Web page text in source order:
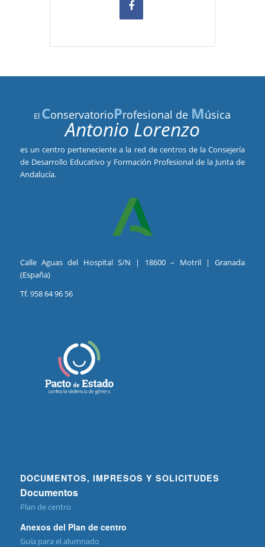
El ConservatorioProfesional de Música
Antonio Lorenzo
es un centro perteneciente a la red de centros de la Consejería
de Desarrollo Educativo y Formación Profesional de la Junta de
Andalucía.
Calle Aguas del Hospital S/N | 18600 – Motril | Granada
(España)
Tf. 958 64 96 56
DOCUMENTOS, IMPRESOS Y SOLICITUDES
Documentos
Plan de centro
Anexos del Plan de centro
Guía para el alumnado